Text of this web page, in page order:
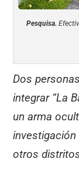
Pesquisa.
Dos
integrar “La
un arma
otros